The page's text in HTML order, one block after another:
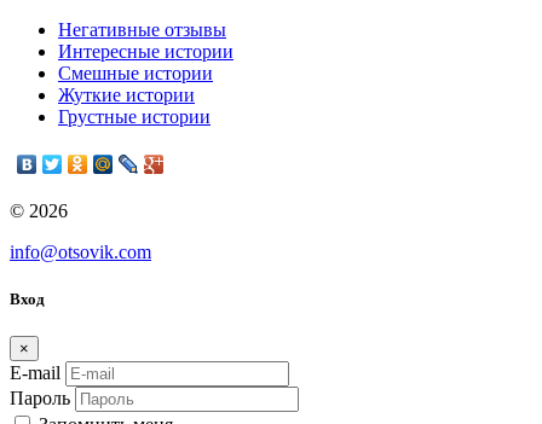
Негативные отзывы
Интересные истории
Смешные истории
Жуткие истории
Грустные истории
© 2026
info@otsovik.com
Вход
×
E-mail
Пароль